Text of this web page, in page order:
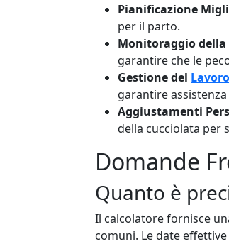
Pianificazione
per il parto.
Monitoraggio della
garantire che le
Gestione del Lavoro
garantire
Aggiustamenti
della cucciolata per
Domande
Quanto è
Il calcolatore fornisce
comuni. Le date